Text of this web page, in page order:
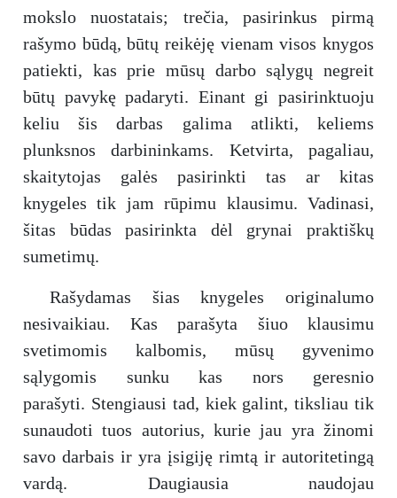
mokslo nuostatais; trečia, pasirinkus pirmą
rašymo būdą, būtų reikėję vienam visos knygos
patiekti, kas prie mūsų darbo sąlygų negreit
būtų pavykę padaryti. Einant gi pasirinktuoju
keliu šis darbas galima atlikti, keliems
plunksnos darbininkams. Ketvirta, pagaliau,
skaitytojas galės pasirinkti tas ar kitas
knygeles tik jam rūpimu klausimu. Vadinasi,
šitas būdas pasirinkta dėl grynai praktiškų
sumetimų.
Rašydamas šias knygeles originalumo
nesivaikiau. Kas parašyta šiuo klausimu
svetimomis kalbomis, mūsų gyvenimo
sąlygomis sunku kas nors geresnio
parašyti. Stengiausi tad, kiek galint, tiksliau tik
sunaudoti tuos autorius, kurie jau yra žinomi
savo darbais ir yra įsigiję rimtą ir autoritetingą
vardą. Daugiausia naudojau